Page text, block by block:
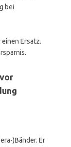
bei
Ersatz.
)Bänder. Er